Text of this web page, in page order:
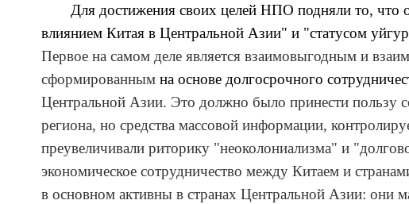
Для достижения своих целей НПО подняли то, что
влиянием Китая в Центральной Азии" и "статусом
Первое на самом деле является взаимовыгодным и
сформированным на основе долгосрочного
Центральной Азии. Это должно было принести пользу
региона, но средства массовой информации,
преувеличивали риторику "неоколониализма" и
экономическое сотрудничество между Китаем и стран
в основном активны в странах Центральной Азии: они